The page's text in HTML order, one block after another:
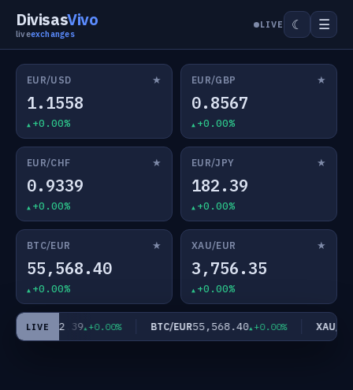
DivisasVivo
liveexchanges
LIVE ☾ ☰
EUR/USD ★
1.1558
+0.00%
EUR/GBP ★
0.8567
+0.00%
EUR/CHF ★
0.9339
+0.00%
EUR/JPY ★
182.39
+0.00%
BTC/EUR ★
55,568.40
+0.00%
XAU/EUR ★
3,756.35
+0.00%
LIVE
JPY182.39 +0.00% BTC/EUR55,568.40 +0.00% XAU/EUR